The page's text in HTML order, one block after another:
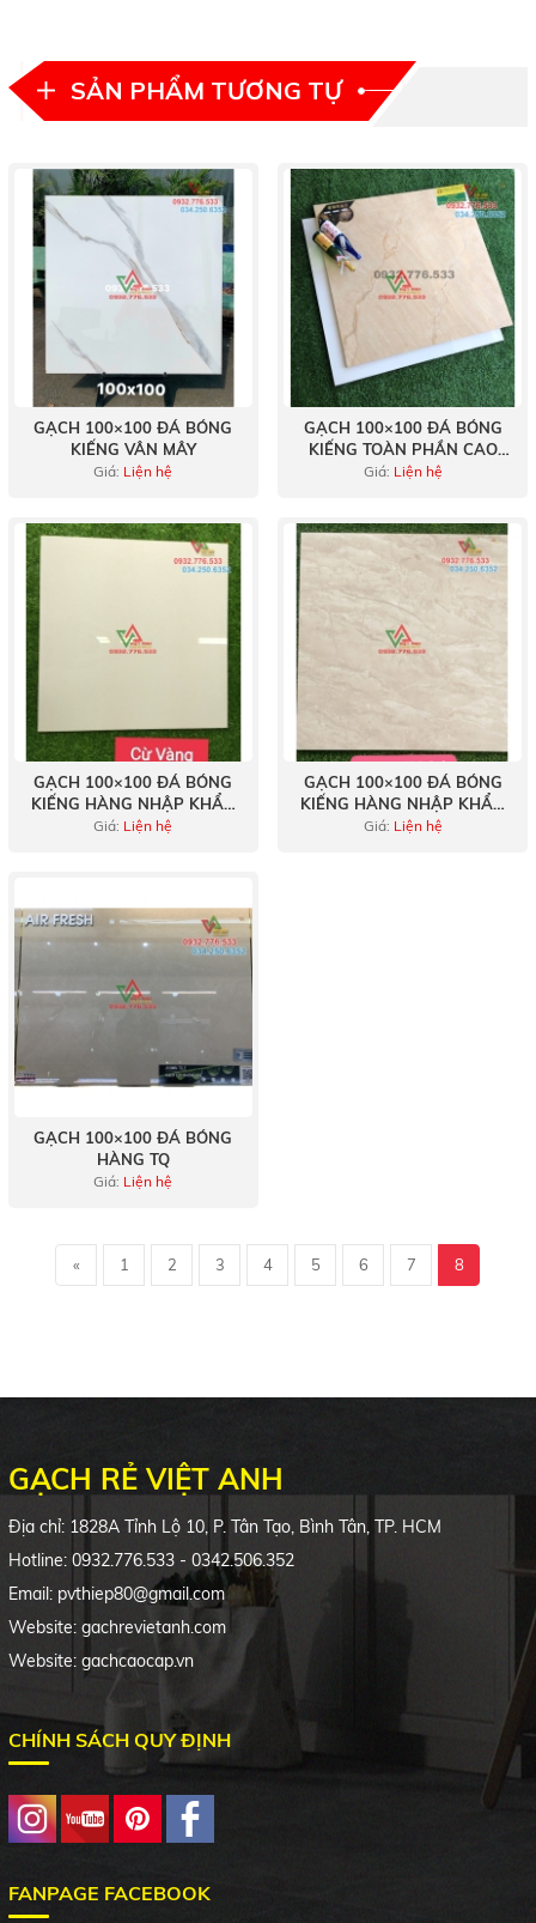
SẢN PHẨM TƯƠNG TỰ
GẠCH 100×100 ĐÁ BÓNG
KIẾNG VÂN MÂY
Giá: Liện hệ
GẠCH 100×100 ĐÁ BÓNG
KIẾNG TOÀN PHẦN CAO
CẤP
Giá: Liện hệ
GẠCH 100×100 ĐÁ BÓNG
KIẾNG HÀNG NHẬP KHẨU
VÂN XÀ CỪ VÀNG
Giá: Liện hệ
GẠCH 100×100 ĐÁ BÓNG
KIẾNG HÀNG NHẬP KHẨU
TẠI QUẬN 9 SẴN TẠI KHO
Giá: Liện hệ
GẠCH 100×100 ĐÁ BÓNG
HÀNG TQ
Giá: Liện hệ
« 1 2 3 4 5 6 7 8
GẠCH RẺ VIỆT ANH
Địa chỉ: 1828A Tỉnh Lộ 10, P. Tân Tạo, Bình Tân, TP. HCM
Hotline: 0932.776.533 - 0342.506.352
Email: pvthiep80@gmail.com
Website: gachrevietanh.com
Website: gachcaocap.vn
CHÍNH SÁCH QUY ĐỊNH
FANPAGE FACEBOOK